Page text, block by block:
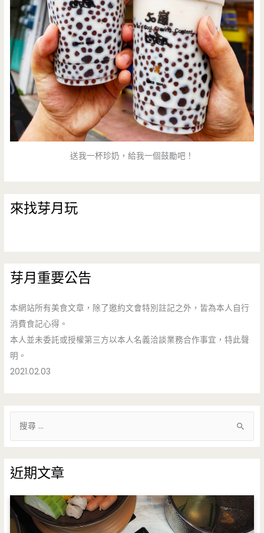
送我一杯珍奶，給我一個鼓勵吧！
來找芽月玩
芽月重要公告
本網站所有美食文章，除了邀約文會特別註記之外，皆為本人自行
消費食記心得。
本人並未委託或授權第三方以本人名義洽談業務合作事宜，特此聲
明。
2021.02.03
鍵
字
:
近期文章